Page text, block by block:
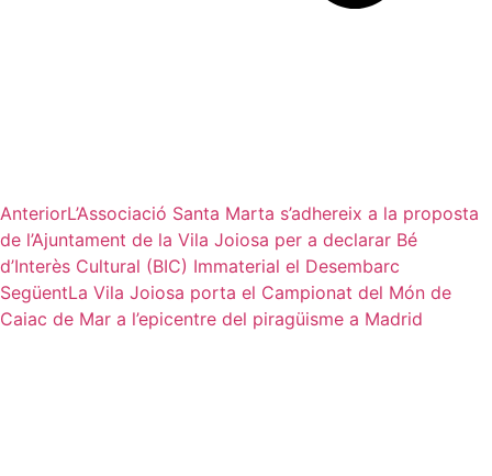
AnteriorL’Associació Santa Marta s’adhereix a la proposta
de l’Ajuntament de la Vila Joiosa per a declarar Bé
d’Interès Cultural (BIC) Immaterial el Desembarc
SegüentLa Vila Joiosa porta el Campionat del Món de
Caiac de Mar a l’epicentre del piragüisme a Madrid